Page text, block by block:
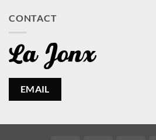
CONTACT
EMAIL